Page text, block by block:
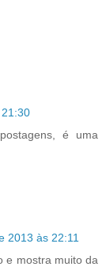
é uma
2013 às 22:11
e mostra muito da